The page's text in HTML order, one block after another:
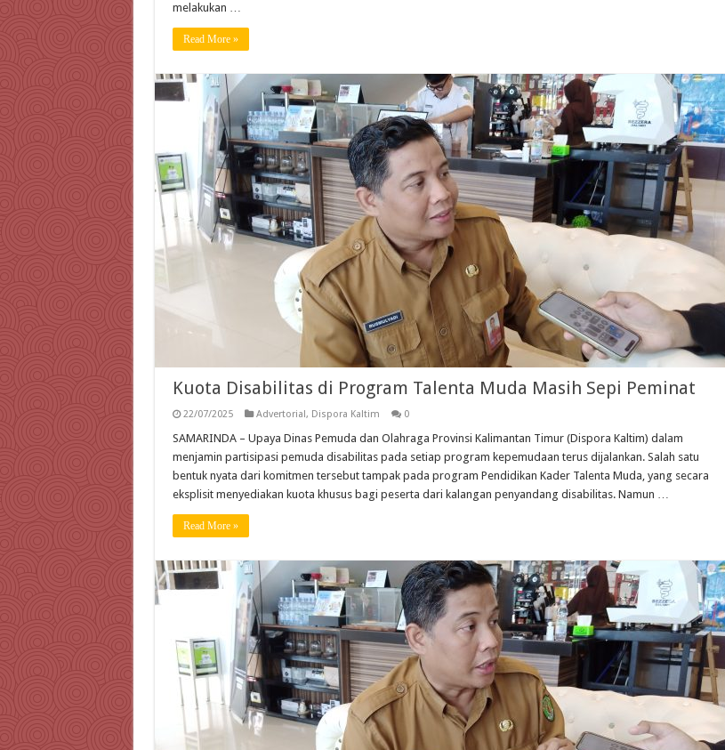
melakukan …
Read More »
Kuota Disabilitas di Program Talenta Muda Masih Sepi Peminat
22/07/2025 Advertorial, Dispora Kaltim 0
SAMARINDA – Upaya Dinas Pemuda dan Olahraga Provinsi Kalimantan Timur (Dispora Kaltim) dalam
menjamin partisipasi pemuda disabilitas pada setiap program kepemudaan terus dijalankan. Salah satu
bentuk nyata dari komitmen tersebut tampak pada program Pendidikan Kader Talenta Muda, yang secara
eksplisit menyediakan kuota khusus bagi peserta dari kalangan penyandang disabilitas. Namun …
Read More »